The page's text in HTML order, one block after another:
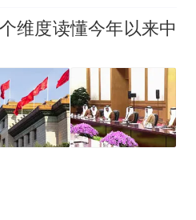
维度读懂今年以来中